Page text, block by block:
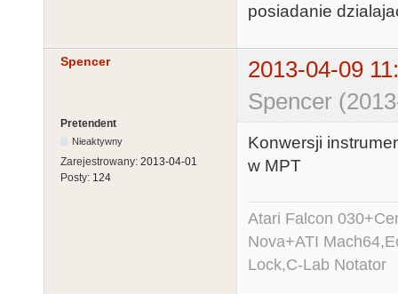
posiadanie
Spencer
2013-04-09
Spencer
Pretendent
Nieaktywny
Zarejestrowany: 2013-04-01
Posty: 124
Konwersji
w MPT
Atari Falcon
Nova+ATI
Lock,C-Lab Notator